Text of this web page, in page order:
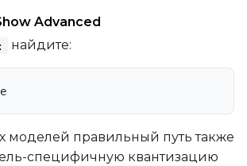
Advanced
найдите:
моделей правильный путь также
специфичную квантизацию